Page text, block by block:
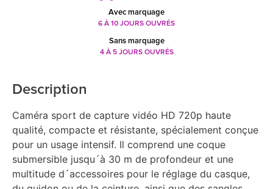
Avec marquage
6 À 10 JOURS OUVRÉS
Sans marquage
4 À 5 JOURS OUVRÉS
Description
Caméra sport de capture vidéo HD 720p haute
qualité, compacte et résistante, spécialement conçue
pour un usage intensif. Il comprend une coque
submersible jusqu´à 30 m de profondeur et une
multitude d´accessoires pour le réglage du casque,